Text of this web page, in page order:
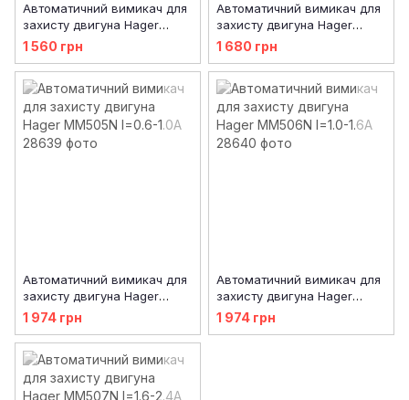
Автоматичний вимикач для
захисту двигуна Hager
MM503N I=0.24-0.4А
1 560 грн
Автоматичний вимикач для
захисту двигуна Hager
MM504N I=0.4-0.6А
1 680 грн
Автоматичний вимикач для
захисту двигуна Hager
MM505N I=0.6-1.0А
1 974 грн
Автоматичний вимикач для
захисту двигуна Hager
MM506N I=1.0-1.6А
1 974 грн